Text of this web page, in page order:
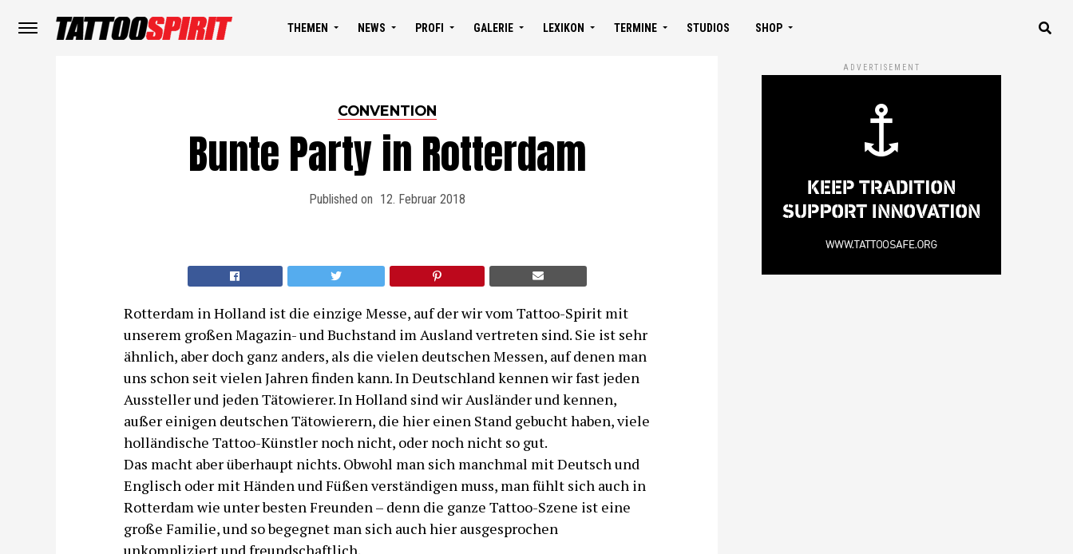
THEMEN NEWS PROFI GALERIE LEXIKON TERMINE STUDIOS SHOP
CONVENTION
Bunte Party in Rotterdam
Published on 12. Februar 2018
Rotterdam in Holland ist die einzige Messe, auf der wir vom Tattoo-Spirit mit
unserem großen Magazin- und Buchstand im Ausland vertreten sind. Sie ist sehr
ähnlich, aber doch ganz anders, als die vielen deutschen Messen, auf denen man
uns schon seit vielen Jahren finden kann. In Deutschland kennen wir fast jeden
Aussteller und jeden Tätowierer. In Holland sind wir Ausländer und kennen,
außer einigen deutschen Tätowierern, die hier einen Stand gebucht haben, viele
holländische Tattoo-Künstler noch nicht, oder noch nicht so gut.
Das macht aber überhaupt nichts. Obwohl man sich manchmal mit Deutsch und
Englisch oder mit Händen und Füßen verständigen muss, man fühlt sich auch in
Rotterdam wie unter besten Freunden – denn die ganze Tattoo-Szene ist eine
große Familie, und so begegnet man sich auch hier ausgesprochen
unkompliziert und freundschaftlich.
ADVERTISEMENT